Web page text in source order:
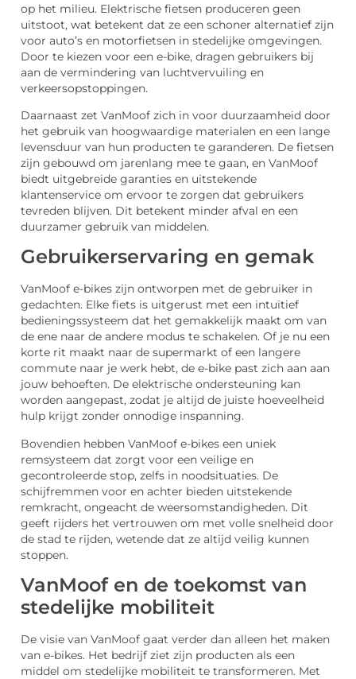
op het milieu. Elektrische fietsen produceren geen
uitstoot, wat betekent dat ze een schoner alternatief zijn
voor auto’s en motorfietsen in stedelijke omgevingen.
Door te kiezen voor een e-bike, dragen gebruikers bij
aan de vermindering van luchtvervuiling en
verkeersopstoppingen.
Daarnaast zet VanMoof zich in voor duurzaamheid door
het gebruik van hoogwaardige materialen en een lange
levensduur van hun producten te garanderen. De fietsen
zijn gebouwd om jarenlang mee te gaan, en VanMoof
biedt uitgebreide garanties en uitstekende
klantenservice om ervoor te zorgen dat gebruikers
tevreden blijven. Dit betekent minder afval en een
duurzamer gebruik van middelen.
Gebruikerservaring en gemak
VanMoof e-bikes zijn ontworpen met de gebruiker in
gedachten. Elke fiets is uitgerust met een intuïtief
bedieningssysteem dat het gemakkelijk maakt om van
de ene naar de andere modus te schakelen. Of je nu een
korte rit maakt naar de supermarkt of een langere
commute naar je werk hebt, de e-bike past zich aan aan
jouw behoeften. De elektrische ondersteuning kan
worden aangepast, zodat je altijd de juiste hoeveelheid
hulp krijgt zonder onnodige inspanning.
Bovendien hebben VanMoof e-bikes een uniek
remsysteem dat zorgt voor een veilige en
gecontroleerde stop, zelfs in noodsituaties. De
schijfremmen voor en achter bieden uitstekende
remkracht, ongeacht de weersomstandigheden. Dit
geeft rijders het vertrouwen om met volle snelheid door
de stad te rijden, wetende dat ze altijd veilig kunnen
stoppen.
VanMoof en de toekomst van
stedelijke mobiliteit
De visie van VanMoof gaat verder dan alleen het maken
van e-bikes. Het bedrijf ziet zijn producten als een
middel om stedelijke mobiliteit te transformeren. Met